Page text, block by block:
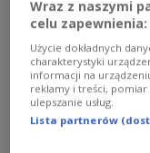
Sensacyjny
Norweżka
Wraz z naszymi
celu zapewnienia:
Użycie dokładnych
charakterystyki
informacji na
reklamy i treści,
ulepszanie usług.
Lista partnerów